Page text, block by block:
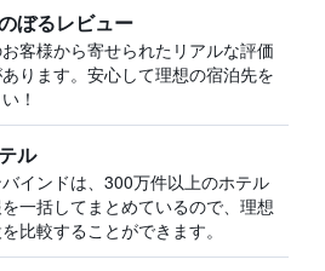
ぼるレビュー
客様から寄せられたリアルな評価
ります。安心して理想の宿泊先を
！
ル
インドは、300万件以上のホテル
一括してまとめているので、理想
比較することができます。